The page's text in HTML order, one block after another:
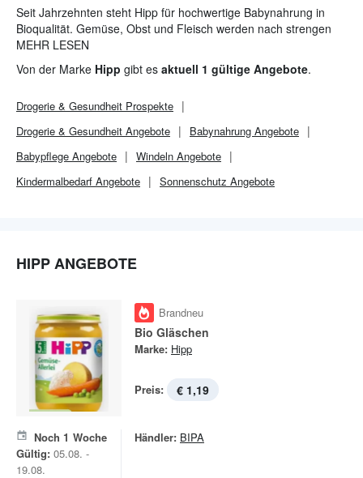
Seit Jahrzehnten steht Hipp für hochwertige Babynahrung in
Bioqualität. Gemüse, Obst und Fleisch werden nach strengen
Bio-Richtlinien kontrolliert und sorgfältig ausgewählt. Eine
altersgerechte Zusammensetzung der Bio-Menüs garantiert
Eltern, das Beste für Ihr Baby zu tun.
MEHR LESEN
Von der Marke Hipp gibt es aktuell 1 gültige Angebote.
Drogerie & Gesundheit Prospekte
Drogerie & Gesundheit Angebote
Babynahrung Angebote
Babypflege Angebote
Windeln Angebote
Kindermalbedarf Angebote
Sonnenschutz Angebote
HIPP ANGEBOTE
Brandneu
Bio Gläschen
Marke: Hipp
Preis: € 1,19
Noch 1 Woche
Gültig: 05.08. -
19.08.
Händler: BIPA